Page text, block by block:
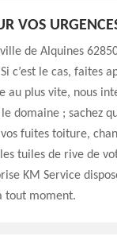
VOS
de Alquines
c’est le cas, faites
au plus vite, nous
domaine ; sachez
fuites toiture,
tuiles de rive de
KM Service
tout moment.